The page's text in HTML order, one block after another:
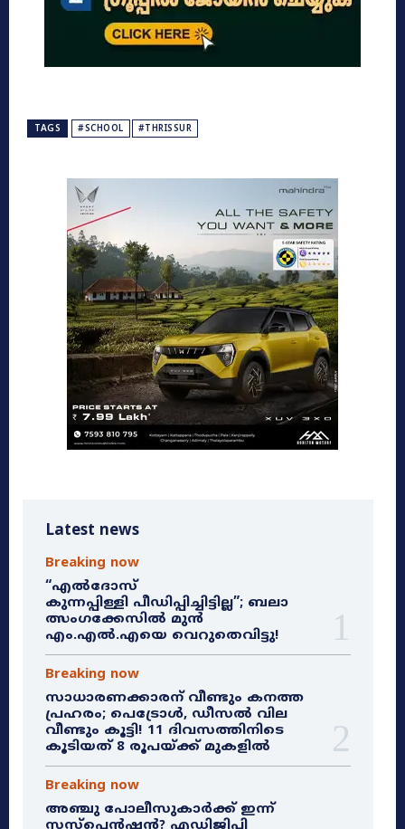
TAGS #SCHOOL #THRISSUR
Latest news
Breaking now
“എൽദോസ്
കുന്നപ്പിള്ളി പീഡിപ്പിച്ചിട്ടില്ല”; ബലാ
ത്സംഗക്കേസിൽ മുൻ
എം.എൽ.എയെ വെറുതെവിട്ടു!
Breaking now
സാധാരണക്കാരന് വീണ്ടും കനത്ത
പ്രഹരം; പെട്രോൾ, ഡീസൽ വില
വീണ്ടും കൂട്ടി! 11 ദിവസത്തിനിടെ
കൂടിയത് 8 രൂപയ്ക്ക് മുകളിൽ
Breaking now
അഞ്ചു പോലീസുകാർക്ക് ഇന്ന്
സസ്‌പെൻഷൻ? എഡിജിപി